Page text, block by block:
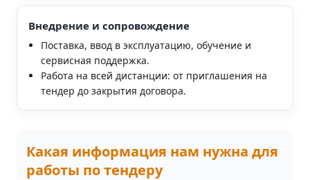
Внедрение и сопровождение
Поставка, ввод в эксплуатацию, обучение и
сервисная поддержка.
Работа на всей дистанции: от приглашения на
тендер до закрытия договора.
Какая информация нам нужна для
работы по тендеру